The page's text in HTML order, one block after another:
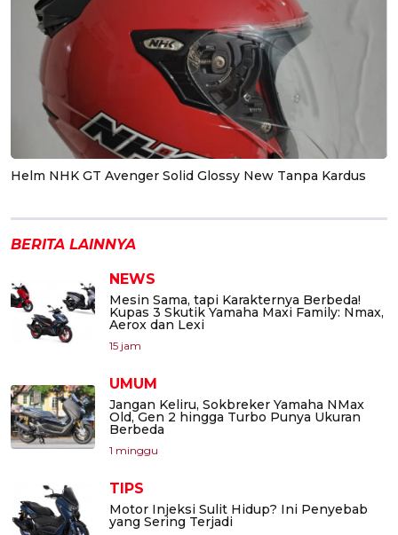
Helm NHK GT Avenger Solid Glossy New Tanpa Kardus
BERITA LAINNYA
NEWS
Mesin Sama, tapi Karakternya Berbeda!
Kupas 3 Skutik Yamaha Maxi Family: Nmax,
Aerox dan Lexi
15 jam
UMUM
Jangan Keliru, Sokbreker Yamaha NMax
Old, Gen 2 hingga Turbo Punya Ukuran
Berbeda
1 minggu
TIPS
Motor Injeksi Sulit Hidup? Ini Penyebab
yang Sering Terjadi